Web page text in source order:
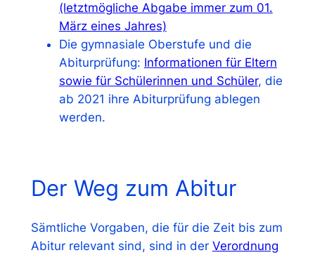
(letztmögliche Abgabe immer zum 01.
März eines Jahres)
Die gymnasiale Oberstufe und die
Abiturprüfung: Informationen für Eltern
sowie für Schülerinnen und Schüler, die
ab 2021 ihre Abiturprüfung ablegen
werden.
Der Weg zum Abitur
Sämtliche Vorgaben, die für die Zeit bis zum
Abitur relevant sind, sind in der Verordnung